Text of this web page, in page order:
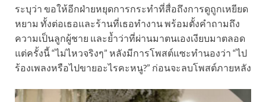
ระบุว่า ขอให้อีกฝ่ายหยุดการกระทำที่สื่อถึงการดูถูกเหยียด
หยาม ทั้งต่อเธอและร้านที่เธอทำงาน พร้อมตั้งคำถามถึง
ความเป็นลูกผู้ชาย และย้ำว่าที่ผ่านมาตนเองเงียบมาตลอด
แต่ครั้งนี้ “ไม่ไหวจริงๆ” หลังมีการโพสต์แซะทำนองว่า “ไป
ร้องเพลงหรือไปขายอะไรคะหนู?” ก่อนจะลบโพสต์ภายหลัง